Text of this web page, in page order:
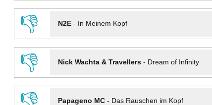
👎
N2E- In Meinem Kopf
👎
Nick Wachta & Travellers- Dream of Infinity
Papageno MC- Das Rauschen im Kopf